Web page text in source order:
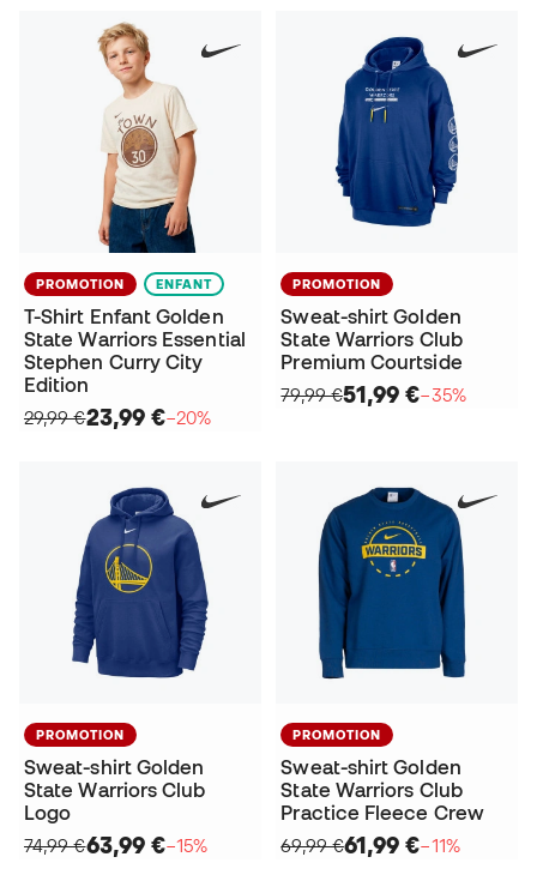
PROMOTION ENFANT
T-Shirt Enfant Golden
State Warriors Essential
Stephen Curry City
Edition
29,99 €23,99 €−20%
PROMOTION
Sweat-shirt Golden
State Warriors Club
Premium Courtside
79,99 €51,99 €−35%
PROMOTION
Sweat-shirt Golden
State Warriors Club
Logo
74,99 €63,99 €−15%
PROMOTION
Sweat-shirt Golden
State Warriors Club
Practice Fleece Crew
69,99 €61,99 €−11%